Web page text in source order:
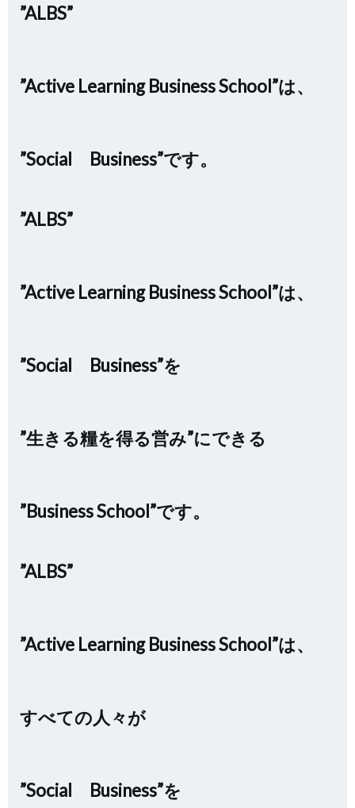
”ALBS”
”Active Learning Business School”は、
”Social Business”です。
”ALBS”
”Active Learning Business School”は、
”Social Business”を
”生きる糧を得る営み”にできる
”Business School”です。
”ALBS”
”Active Learning Business School”は、
すべての人々が
”Social Business”を